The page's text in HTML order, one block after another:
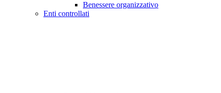
Benessere organizzativo
Enti controllati